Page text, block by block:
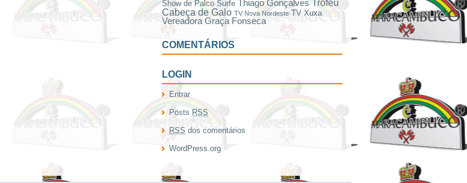
Show de Palco Surfe Thiago Gonçalves Troféu
Cabeça de Galo TV Nova Nordeste TV Xuxa
Vereadora Graça Fonseca
COMENTÁRIOS
LOGIN
Entrar
Posts RSS
RSS dos comentários
WordPress.org